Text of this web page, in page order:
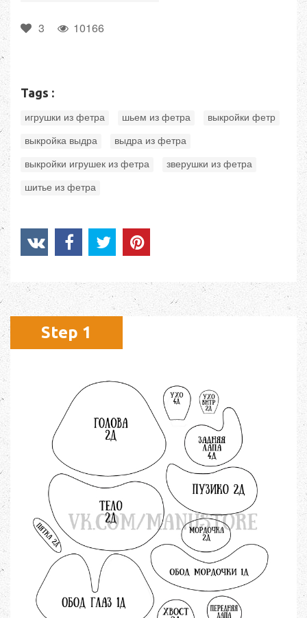
3 10166
Tags :
игрушки из фетра шьем из фетра выкройки фетр
выкройка выдра выдра из фетра
выкройки игрушек из фетра зверушки из фетра
шитье из фетра
Step 1